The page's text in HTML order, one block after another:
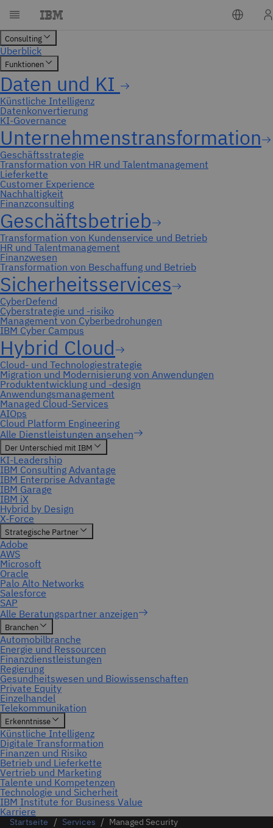
Startseite Services Managed Security